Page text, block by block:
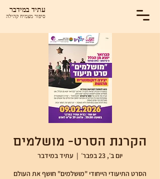
עתיד במידבר
סיפור מצמיח קהילה
הקרנת הסרט- מושלמים
יום ב׳, 23 בפבר׳
  |
עתיד במידבר
הסרט התיעודי הייחודי "מושלמים" חושף את העולם